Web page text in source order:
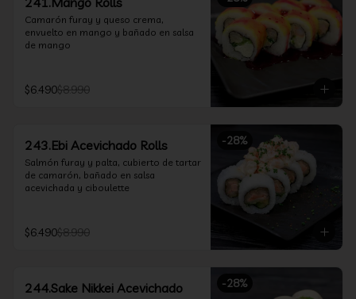
Camarón furay y queso crema,
envuelto en mango y bañado en salsa
de mango
$6.490$8.990
-28%
243.Ebi Acevichado Rolls
Salmón furay y palta, cubierto de tartar
de camarón, bañado en salsa
acevichada y ciboulette
$6.490$8.990
-28%
244.Sake Nikkei Acevichado